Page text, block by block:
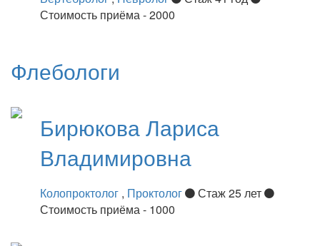
Стоимость приёма - 2000
Флебологи
БирюковаЛариса
Владимировна
Колопроктолог , Проктолог
Стаж 25 лет
Стоимость приёма - 1000